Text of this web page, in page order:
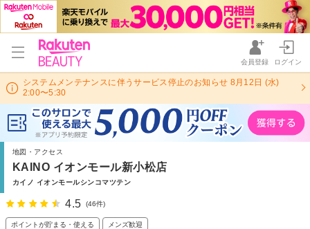
会員登録 ログイン
システムメンテナンスに伴うサービス停止のお知らせ 8月12日 (水)
2:00〜5:30
地図・アクセス
KAINO イオンモール新小松店
カイノ イオンモールシンコマツテン
4.5 (46件)
ポイントが貯まる・使える メンズ歓迎